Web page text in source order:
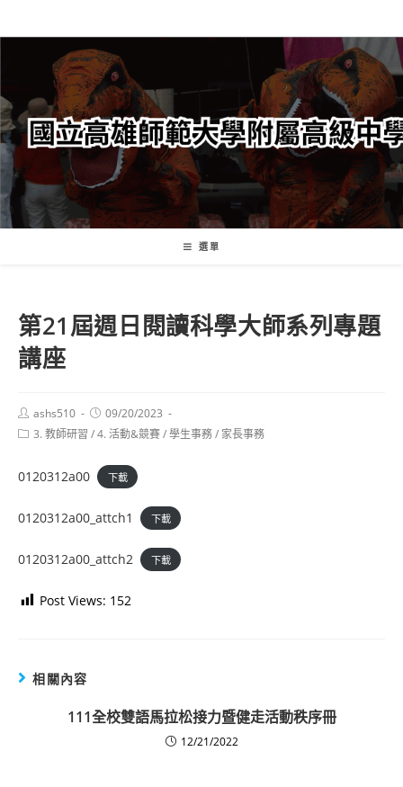
轉
要
內
容
選單
第21屆週日閱讀科學大師系列專題
講座
Post
author:
ashs510
Post
published:
09/20/2023
Post3. 教師研習 /4. 活動&競賽/學生事務/ 家長事務
0120312a00 下載
0120312a00_attch1 下載
0120312a00_attch2 下載
Post Views: 152
相關內容
111全校雙語馬拉松接力暨健走活動秩序冊
12/21/2022